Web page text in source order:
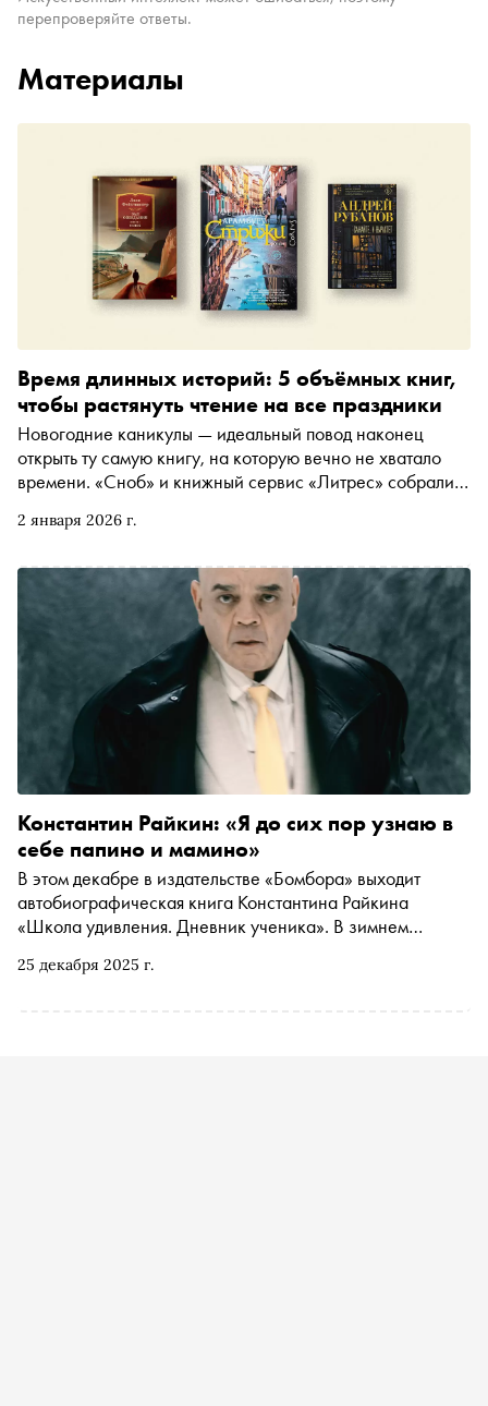
перепроверяйте ответы.
Материалы
2 января 2026 г.
Время длинных историй: 5 объёмных книг,
чтобы растянуть чтение на все праздники
Новогодние каникулы — идеальный повод наконец
открыть ту самую книгу, на которую вечно не хватало
времени. «Сноб» и книжный сервис «Литрес» собрали
25 декабря 2025 г.
Константин Райкин: «Я до сих пор узнаю в
себе папино и мамино»
В этом декабре в издательстве «Бомбора» выходит
автобиографическая книга Константина Райкина
«Школа удивления. Дневник ученика». В зимнем
режиссером и педагогом о «райкинской породе» и